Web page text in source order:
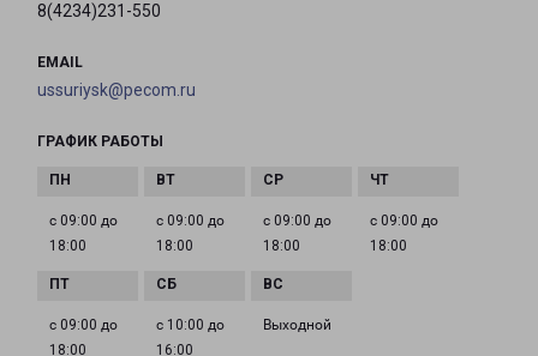
8(4234)231-550
EMAIL
ussuriysk@pecom.ru
ГРАФИК РАБОТЫ
с 09:00 до
18:00
с 09:00 до
18:00
с 09:00 до
18:00
с 09:00 до
18:00
с 09:00 до
18:00
с 10:00 до
16:00
Выходной